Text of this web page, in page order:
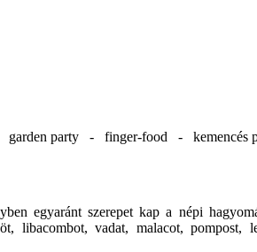
party - finger-food - kemencés
egyaránt szerepet kap a népi
libacombot, vadat, malacot, pompost,